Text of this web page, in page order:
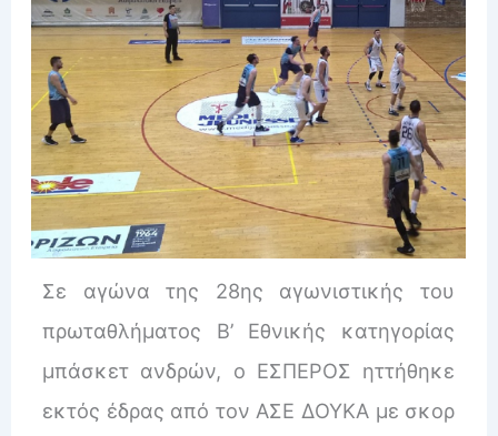
Σε αγώνα της 28ης αγωνιστικής του
πρωταθλήματος Β’ Εθνικής κατηγορίας
μπάσκετ ανδρών, ο ΕΣΠΕΡΟΣ ηττήθηκε
εκτός έδρας από τον ΑΣΕ ΔΟΥΚΑ με σκορ